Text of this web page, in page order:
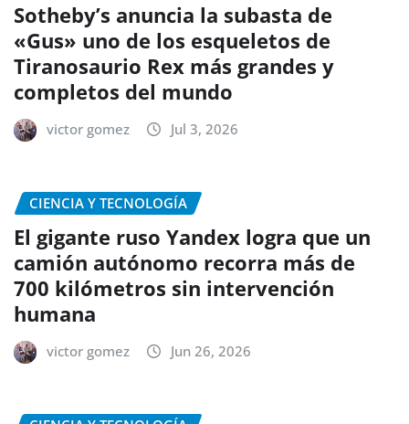
Sotheby’s anuncia la subasta de
«Gus» uno de los esqueletos de
Tiranosaurio Rex más grandes y
completos del mundo
victor gomez Jul 3, 2026
CIENCIA Y TECNOLOGÍA
El gigante ruso Yandex logra que un
camión autónomo recorra más de
700 kilómetros sin intervención
humana
victor gomez Jun 26, 2026